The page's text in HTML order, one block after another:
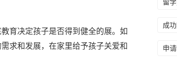
育决定孩子是否得到健全的展。如
求和发展，在家里给予孩子关爱和
留
成
申